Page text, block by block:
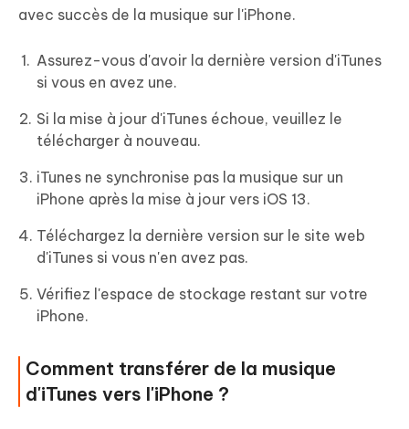
avec succès de la musique sur l'iPhone.
Assurez-vous d'avoir la dernière version d'iTunes
si vous en avez une.
Si la mise à jour d'iTunes échoue, veuillez le
télécharger à nouveau.
iTunes ne synchronise pas la musique sur un
iPhone après la mise à jour vers iOS 13.
Téléchargez la dernière version sur le site web
d'iTunes si vous n'en avez pas.
Vérifiez l'espace de stockage restant sur votre
iPhone.
Comment transférer de la musique
d'iTunes vers l'iPhone ?